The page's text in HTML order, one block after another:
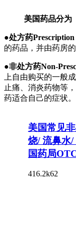
美国药品分为
●处方药Prescription
的药品，并由药房
●非处方药Non-
上自由购买的一般
止痛、消炎药物等
药适合自己的症状。